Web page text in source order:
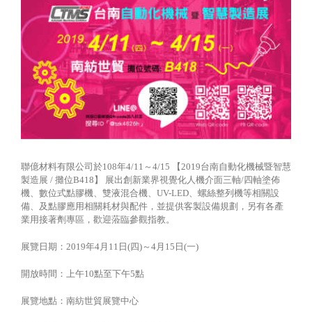
聯億材料有限公司於108年4/11～4/15 【2019台南自動化機械暨智慧
製造展 / 攤位B418】 展出創新業界視覺化人機介面三軸/四軸塗佈
機、數位式點膠機、雙液混合機、UV-LED、螺絲整列機等相關設
備、及點膠應用相關耗材與配件，並提供客製設備規劃，另有各產
業用接著劑專區，歡迎蒞臨參觀指教。
展覽日期：2019年4月11日(四)～4月15日(一)
開放時間：上午10點至下午5點
展覽地點：南紡世貿展覽中心